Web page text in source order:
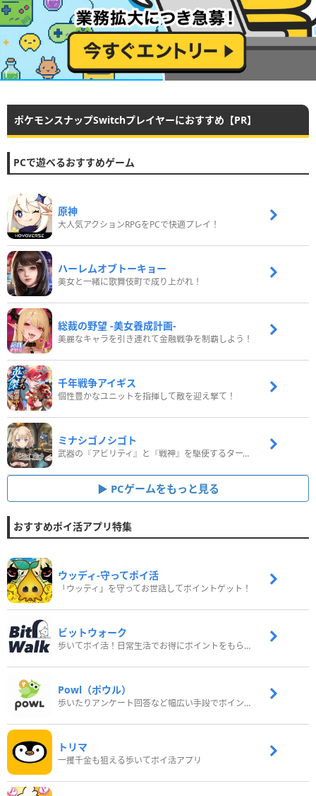
ポケモンスナップSwitchプレイヤーにおすすめ【PR】
PCで遊べるおすすめゲーム
原神
大人気アクションRPGをPCで快適プレイ！
ハーレムオブトーキョー
美女と一緒に歌舞伎町で成り上がれ！
総裁の野望 -美女養成計画-
美麗なキャラを引き連れて金融戦争を制覇しよう！
千年戦争アイギス
個性豊かなユニットを指揮して敵を迎え撃て！
ミナシゴノシゴト
武器の『アビリティ』と『戦神』を駆使するターン制コマンドバトルRPG！
PCゲームをもっと見る
おすすめポイ活アプリ特集
ウッディ‐守ってポイ活
「ウッディ」を守ってお世話してポイントゲット！
ビットウォーク
歩いてポイ活！日常生活でお得にポイントをもらおう
Powl（ポウル）
歩いたりアンケート回答など幅広い手段でポイントをゲット
トリマ
一攫千金も狙える歩いてポイ活アプリ